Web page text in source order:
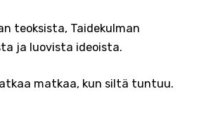
teoksista, Taidekulman
ja luovista ideoista.
matkaa, kun siltä tuntuu.